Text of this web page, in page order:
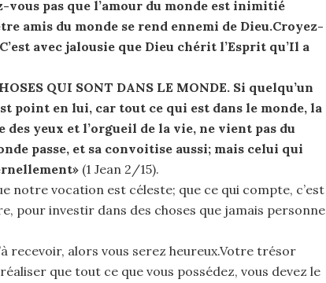
vous pas que l’amour du monde est inimitié
amis du monde se rend ennemi de Dieu.Croyez-
avec jalousie que Dieu chérit l’Esprit qu’Il a
QUI SONT DANS LE MONDE. Si quelqu’un
point en lui, car tout ce qui est dans le monde, la
yeux et l’orgueil de la vie, ne vient pas du
passe, et sa convoitise aussi; mais celui qui
(1 Jean 2/15).
notre vocation est céleste; que ce qui compte, c’est
pour investir dans des choses que jamais personne
recevoir, alors vous serez heureux.Votre trésor
que tout ce que vous possédez, vous devez le